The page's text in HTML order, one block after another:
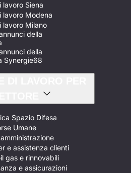
Siena
lavoro Modena
lavoro Milano
della
della
Synergie68
Spazio Difesa
Umane
e assistenza clienti
gas e rinnovabili
e assicurazioni